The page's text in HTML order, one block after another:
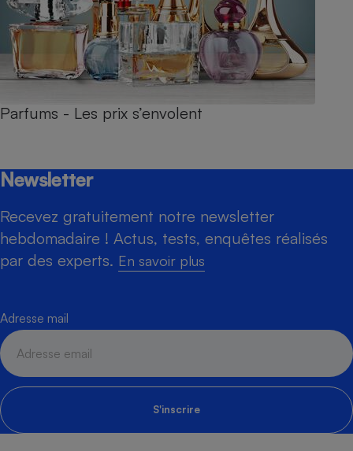
Parfums - Les prix s’envolent
Newsletter
Recevez gratuitement notre newsletter
hebdomadaire ! Actus, tests, enquêtes réalisés
par des experts. En savoir plus
Adresse mail
S'inscrire